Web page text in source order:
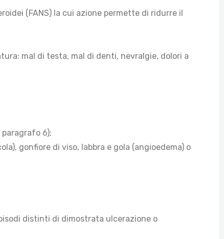
(FANS) la cui azione permette di ridurre il
mal di testa, mal di denti, nevralgie, dolori a
6);
gonfiore di viso, labbra e gola (angioedema) o
distinti di dimostrata ulcerazione o